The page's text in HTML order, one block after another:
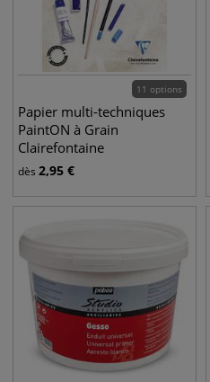
11 options
Papier multi-techniques
PaintON à Grain
Clairefontaine
dès 2,95 €